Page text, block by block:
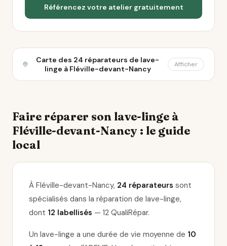
Référencez votre atelier gratuitement
Carte des 24 réparateurs de lave-
linge à Fléville-devant-Nancy
Afficher
Faire réparer son lave-linge à
Fléville-devant-Nancy : le guide
local
À Fléville-devant-Nancy, 24 réparateurs sont
spécialisés dans la réparation de lave-linge,
dont 12 labellisés — 12 QualiRépar.
Un lave-linge a une durée de vie moyenne de 10